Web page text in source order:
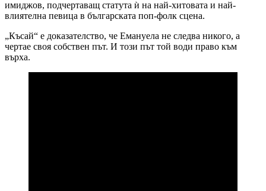
имиджов, подчертаващ статута ѝ на най-хитовата и най-
влиятелна певица в българската поп-фолк сцена.
„Късай“ е доказателство, че Емануела не следва никого, а
чертае своя собствен път. И този път той води право към
върха.